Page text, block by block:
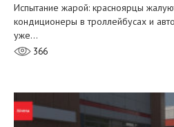
Испытание жарой: красноярцы
кондиционеры в троллейбусах и
уже…
366